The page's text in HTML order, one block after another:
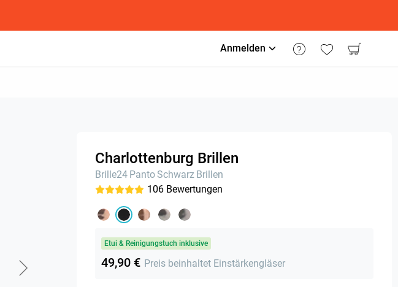
Anmelden
Charlottenburg Brillen
Brille24 Panto Schwarz Brillen
106 Bewertungen
Etui & Reinigungstuch inklusive
49,90 € Preis beinhaltet Einstärkengläser